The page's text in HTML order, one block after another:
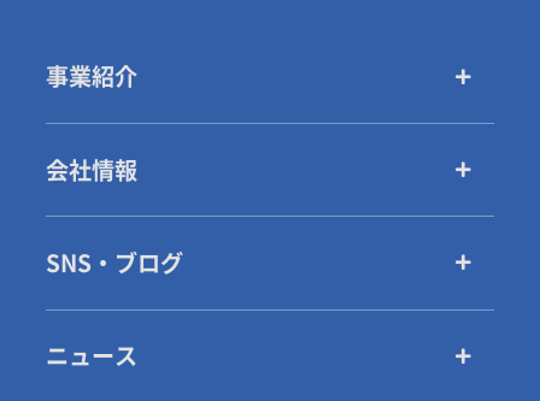
事業紹介
会社情報
SNS・ブログ
ニュース